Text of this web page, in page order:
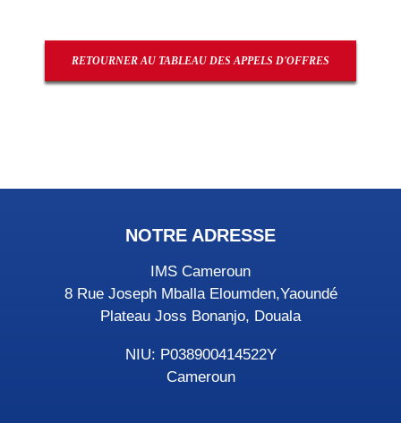
RETOURNER AU TABLEAU DES APPELS D'OFFRES
NOTRE ADRESSE
IMS Cameroun
8 Rue Joseph Mballa Eloumden,Yaoundé
Plateau Joss Bonanjo, Douala
NIU: P038900414522Y
Cameroun